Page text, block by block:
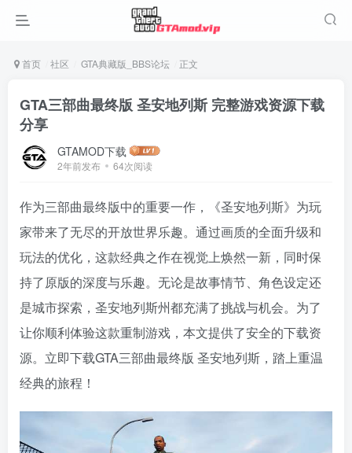
首页 社区 GTA典藏版_BBS论坛 正文
GTA三部曲最终版 圣安地列斯 完整游戏资源下载
分享
GTAMOD下载
2年前发布 64次阅读
作为三部曲最终版中的重要一作，《圣安地列斯》为玩
家带来了无尽的开放世界乐趣。通过画质的全面升级和
玩法的优化，这款经典之作在视觉上焕然一新，同时保
持了原版的深度与乐趣。无论是故事情节、角色设定还
是城市探索，圣安地列斯州都充满了挑战与机会。为了
让你顺利体验这款重制游戏，本文提供了安全的下载资
源。立即下载GTA三部曲最终版 圣安地列斯，踏上重温
经典的旅程！